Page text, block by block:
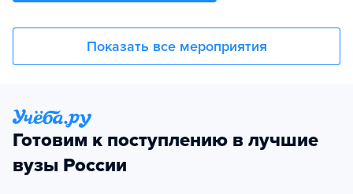
Показать все мероприятия
Готовим к поступлению в лучшие
вузы России